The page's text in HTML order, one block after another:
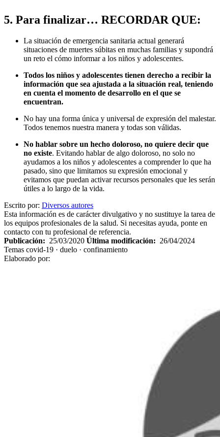
5. Para finalizar… RECORDAR QUE:
La situación de emergencia sanitaria actual generará
situaciones de muertes súbitas en muchas familias y supondrá
un reto el cómo informar a los niños y adolescentes.
Todos los niños y adolescentes tienen derecho a recibir la
información que sea ajustada a la situación real, teniendo
en cuenta el momento de desarrollo en el que se
encuentran.
No hay una forma única y universal de expresión del malestar.
Todos tenemos nuestra manera y todas son válidas.
No hablar sobre un hecho doloroso, no quiere decir que
no existe. Evitando hablar de algo doloroso, no solo no
ayudamos a los niños y adolescentes a comprender lo que ha
pasado, sino que limitamos su expresión emocional y
evitamos que puedan activar recursos personales que les serán
útiles a lo largo de la vida.
Escrito por: Diversos autores
Esta información es de carácter divulgativo y no sustituye la tarea de
los equipos profesionales de la salud. Si necesitas ayuda, ponte en
contacto con tu profesional de referencia.
Publicación: 25/03/2020 Última modificación: 26/04/2024
Temas covid-19 · duelo · confinamiento
Elaborado por: